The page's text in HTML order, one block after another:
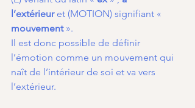
l’extérieur et (MOTION) signifiant «
mouvement ».
Il est donc possible de définir
l’émotion comme un mouvement qui
naît de l’intérieur de soi et va vers
l’extérieur.